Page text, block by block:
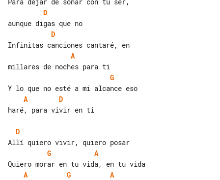
D
D
A
G
A
D
haré, para vivir en ti
D
G
A
A
G
A